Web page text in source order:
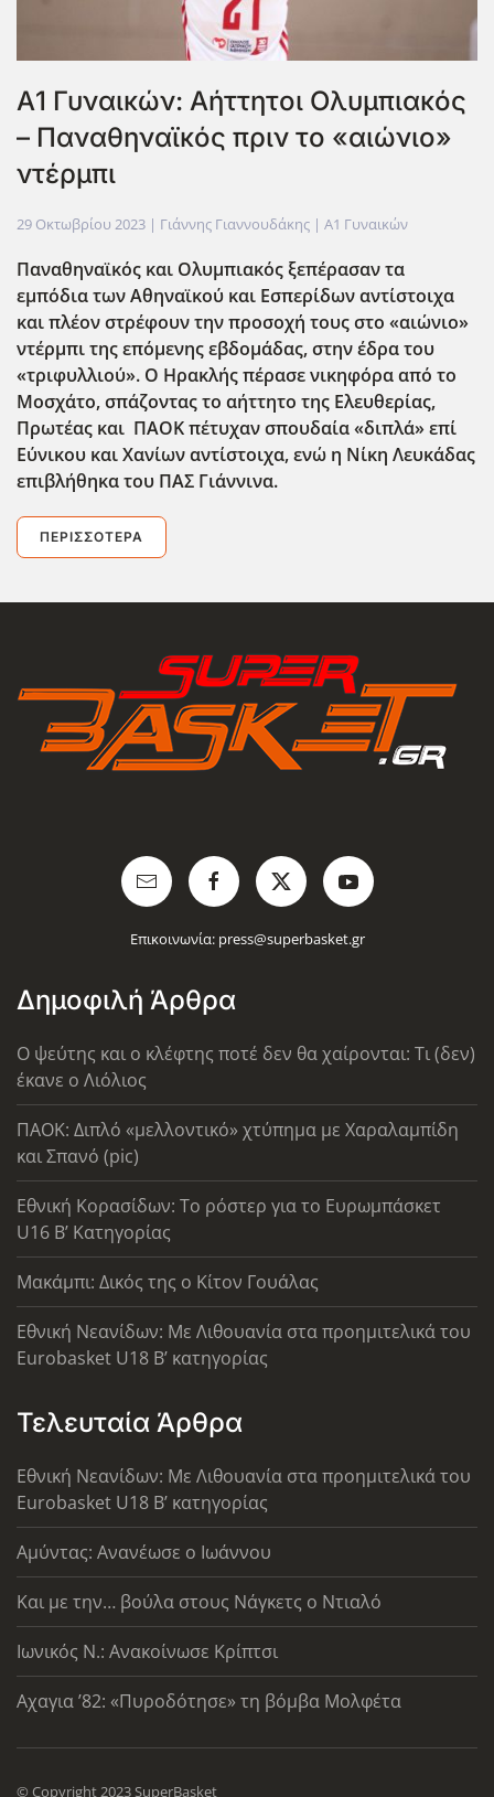
Α1 Γυναικών: Αήττητοι Ολυμπιακός
– Παναθηναϊκός πριν το «αιώνιο»
ντέρμπι
29 Οκτωβρίου 2023 | Γιάννης Γιαννουδάκης | Α1 Γυναικών
Παναθηναϊκός και Ολυμπιακός ξεπέρασαν τα
εμπόδια των Αθηναϊκού και Εσπερίδων αντίστοιχα
και πλέον στρέφουν την προσοχή τους στο «αιώνιο»
ντέρμπι της επόμενης εβδομάδας, στην έδρα του
«τριφυλλιού». Ο Ηρακλής πέρασε νικηφόρα από το
Μοσχάτο, σπάζοντας το αήττητο της Ελευθερίας,
Πρωτέας και ΠΑΟΚ πέτυχαν σπουδαία «διπλά» επί
Εύνικου και Χανίων αντίστοιχα, ενώ η Νίκη Λευκάδας
επιβλήθηκα του ΠΑΣ Γιάννινα.
ΠΕΡΙΣΣΌΤΕΡΑ
Επικοινωνία: press@superbasket.gr
Δημοφιλή Άρθρα
Ο ψεύτης και ο κλέφτης ποτέ δεν θα χαίρονται: Τι (δεν)
έκανε ο Λιόλιος
ΠΑΟΚ: Διπλό «μελλοντικό» χτύπημα με Χαραλαμπίδη
και Σπανό (pic)
Εθνική Κορασίδων: Το ρόστερ για το Ευρωμπάσκετ
U16 B’ Κατηγορίας
Μακάμπι: Δικός της ο Κίτον Γουάλας
Εθνική Νεανίδων: Με Λιθουανία στα προημιτελικά του
Eurobasket U18 Β’ κατηγορίας
Τελευταία Άρθρα
Εθνική Νεανίδων: Με Λιθουανία στα προημιτελικά του
Eurobasket U18 Β’ κατηγορίας
Αμύντας: Ανανέωσε ο Ιωάννου
Και με την… βούλα στους Νάγκετς ο Ντιαλό
Ιωνικός Ν.: Ανακοίνωσε Κρίπτσι
Αχαγια ’82: «Πυροδότησε» τη βόμβα Μολφέτα
© Copyright 2023 SuperBasket